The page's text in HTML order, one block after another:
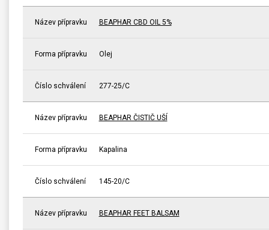
Název přípravku BEAPHAR CBD OIL 5%
Forma přípravku Olej
Číslo schválení 277-25/C
Název přípravku BEAPHAR ČISTIČ UŠÍ
Forma přípravku Kapalina
Číslo schválení 145-20/C
Název přípravku BEAPHAR FEET BALSAM